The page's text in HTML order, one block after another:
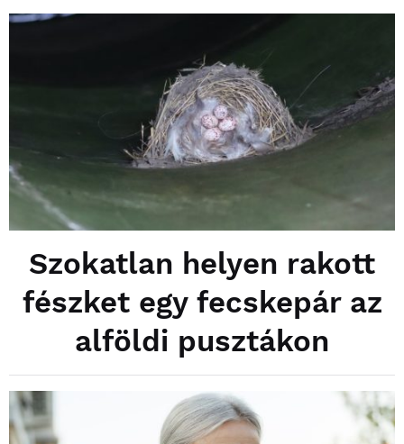
Szokatlan helyen rakott
fészket egy fecskepár az
alföldi pusztákon